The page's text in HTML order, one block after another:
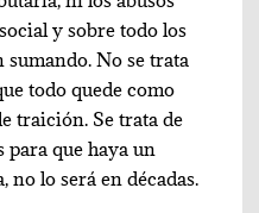
y sobre todo los
No se trata
todo quede como
traición. Se trata de
para que haya un
no lo será en décadas.